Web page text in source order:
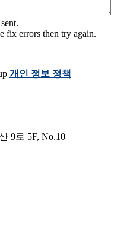
fix errors then try again.
개인 정보 정책
9로 5F, No.10